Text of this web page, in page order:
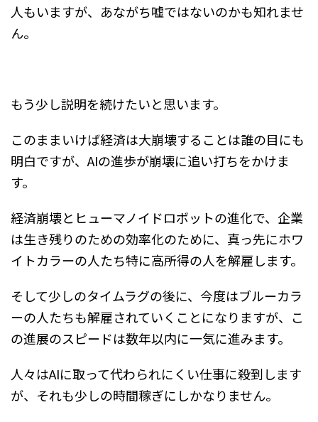
人もいますが、あながち嘘ではないのかも知れませ
ん。
もう少し説明を続けたいと思います。
このままいけば経済は大崩壊することは誰の目にも
明白ですが、AIの進歩が崩壊に追い打ちをかけま
す。
経済崩壊とヒューマノイドロボットの進化で、企業
は生き残りのための効率化のために、真っ先にホワ
イトカラーの人たち特に高所得の人を解雇します。
そして少しのタイムラグの後に、今度はブルーカラ
ーの人たちも解雇されていくことになりますが、こ
の進展のスピードは数年以内に一気に進みます。
人々はAIに取って代わられにくい仕事に殺到します
が、それも少しの時間稼ぎにしかなりません。